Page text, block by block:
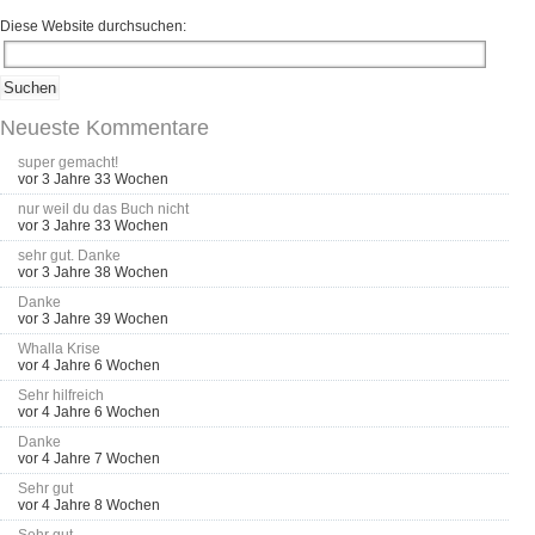
Diese Website durchsuchen:
Neueste Kommentare
super gemacht!
vor 3 Jahre 33 Wochen
nur weil du das Buch nicht
vor 3 Jahre 33 Wochen
sehr gut. Danke
vor 3 Jahre 38 Wochen
Danke
vor 3 Jahre 39 Wochen
Whalla Krise
vor 4 Jahre 6 Wochen
Sehr hilfreich
vor 4 Jahre 6 Wochen
Danke
vor 4 Jahre 7 Wochen
Sehr gut
vor 4 Jahre 8 Wochen